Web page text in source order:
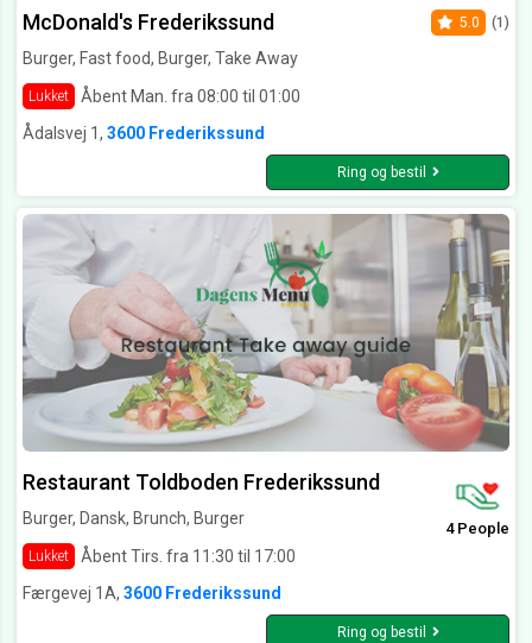
McDonald's Frederikssund
Burger, Fast food, Burger, Take Away
Lukket Åbent Man. fra 08:00 til 01:00
5.0 (1)
Ådalsvej 1, 3600 Frederikssund
Ring og bestil
Restaurant Toldboden Frederikssund
Burger, Dansk, Brunch, Burger
Lukket Åbent Tirs. fra 11:30 til 17:00
4 People
Færgevej 1A, 3600 Frederikssund
Ring og bestil